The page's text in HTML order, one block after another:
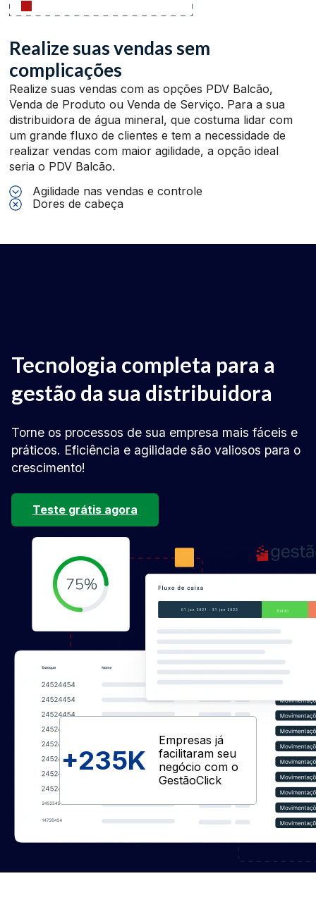
Realize suas vendas sem
complicações
Realize suas vendas com as opções PDV Balcão,
Venda de Produto ou Venda de Serviço. Para a sua
distribuidora de água mineral, que costuma lidar com
um grande fluxo de clientes e tem a necessidade de
realizar vendas com maior agilidade, a opção ideal
seria o PDV Balcão.
Agilidade nas vendas e controle
Dores de cabeça
Tecnologia completa para a
gestão da sua distribuidora
Torne os processos de sua empresa mais fáceis e
práticos. Eficiência e agilidade são valiosos para o
crescimento!
Teste grátis agora
+235K
Empresas já
facilitaram seu
negócio com o
GestãoClick